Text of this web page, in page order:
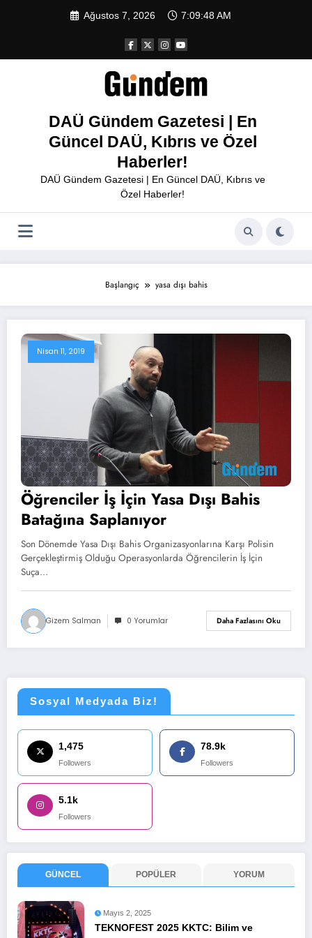
Ağustos 7, 2026 7:09:48 AM
DAÜ Gündem Gazetesi | En
Güncel DAÜ, Kıbrıs ve Özel
Haberler!
DAÜ Gündem Gazetesi | En Güncel DAÜ, Kıbrıs ve
Özel Haberler!
Başlangıç yasa dışı bahis
Nisan 11, 2019
Öğrenciler İş İçin Yasa Dışı Bahis
Batağına Saplanıyor
Son Dönemde Yasa Dışı Bahis Organizasyonlarına Karşı Polisin
Gerçekleştirmiş Olduğu Operasyonlarda Öğrencilerin İş İçin
Suça…
Gizem Salman 0 Yorumlar Daha Fazlasını Oku
Sosyal Medyada Biz!
1,475
Followers
78.9k
Followers
5.1k
Followers
GÜNCEL POPÜLER YORUM
Mayıs 2, 2025
TEKNOFEST 2025 KKTC: Bilim ve